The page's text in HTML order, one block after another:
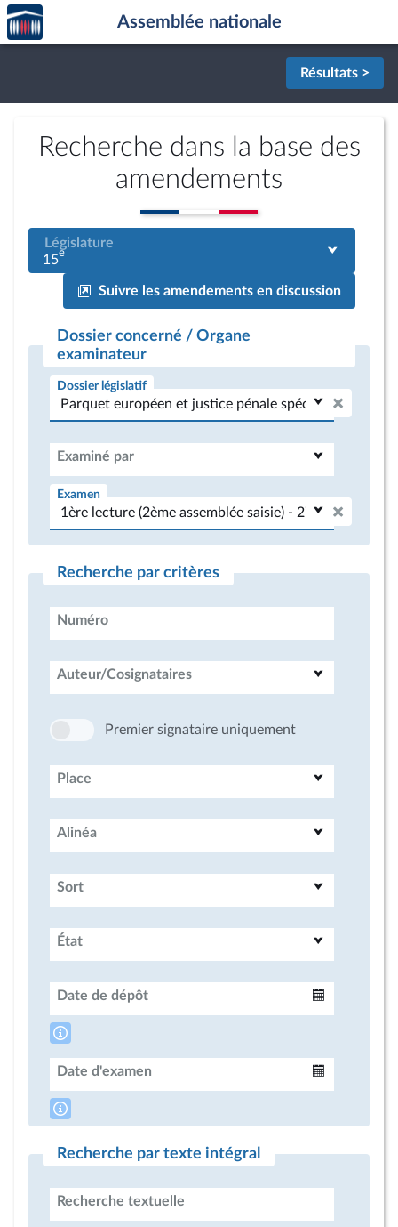
Aller au contenu
Aller en bas de la page
Accèder
à la
page
Assemblée nationale
Résultats >
Recherche dans la base des
amendements
Législature
15e
Suivre les amendements en discussion
Dossier concerné / Organe
examinateur
Dossier législatif
Examiné par
Examen
Recherche par critères
Numéro
Auteur/Cosignataires
Premier signataire uniquement
Place
Alinéa
Sort
État
Date de dépôt
Date d'examen
Recherche par texte intégral
Recherche textuelle